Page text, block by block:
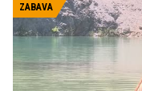
v Parizu, Milanu
pozornost ukradli
čevlji, ki brišejo
performansom.
ZABAVA